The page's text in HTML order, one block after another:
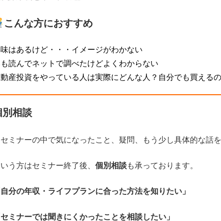
こんな方におすすめ
はあるけど・・・イメージがわかない
読んでネットで調べたけどよくわからない
産投資をやっている人は実際にどんな人？自分でも買えるの
別相談
ミナーの中で気になったこと、疑問、もう少し具体的な話
う方はセミナー終了後、 個別相談も承っております。
分の年収・ライフプランに合った方法を知りたい」
ミナーでは聞きにくかったことを相談したい」